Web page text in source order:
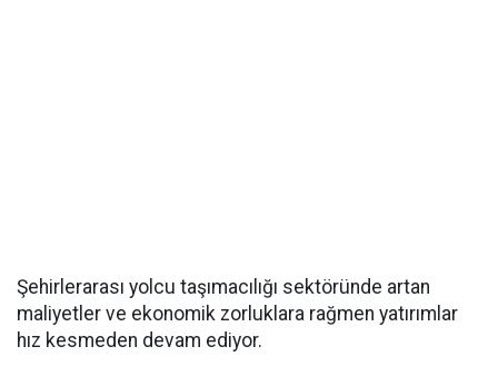
Şehirlerarası yolcu taşımacılığı sektöründe artan
maliyetler ve ekonomik zorluklara rağmen yatırımlar
hız kesmeden devam ediyor.